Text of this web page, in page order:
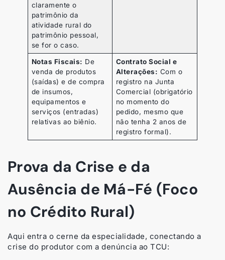
claramente o
patrimônio da
atividade rural do
patrimônio pessoal,
se for o caso.
Notas Fiscais: De
venda de produtos
(saídas) e de compra
de insumos,
equipamentos e
serviços (entradas)
relativas ao biênio.
Contrato Social e
Alterações: Com o
registro na Junta
Comercial (obrigatório
no momento do
pedido, mesmo que
não tenha 2 anos de
registro formal).
Prova da Crise e da
Ausência de Má-Fé (Foco
no Crédito Rural)
Aqui entra o cerne da especialidade, conectando a
crise do produtor com a denúncia ao TCU: